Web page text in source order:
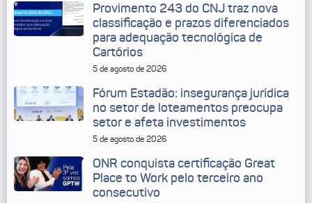
Provimento 243 do CNJ traz nova
classificação e prazos diferenciados
para adequação tecnológica de
Cartórios
5 de agosto de 2026
Fórum Estadão: insegurança jurídica
no setor de loteamentos preocupa
setor e afeta investimentos
5 de agosto de 2026
ONR conquista certificação Great
Place to Work pelo terceiro ano
consecutivo